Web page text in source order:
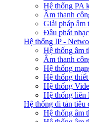
Hệ thống PA
Âm thanh
Giải pháp âm
Đầu phát
Hệ thống IP -
Hệ thống âm
Âm thanh
Hệ thống
Hệ thống
Hệ thống
Hệ thống liên
Hệ thống di tản tiêu
Hệ thống âm